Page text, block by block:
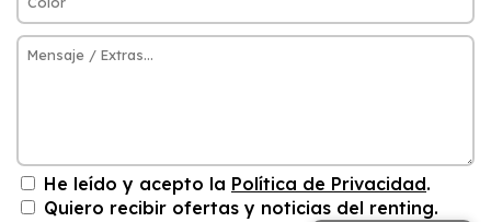
He leído y acepto la Política de Privacidad.
Quiero recibir ofertas y noticias del renting.